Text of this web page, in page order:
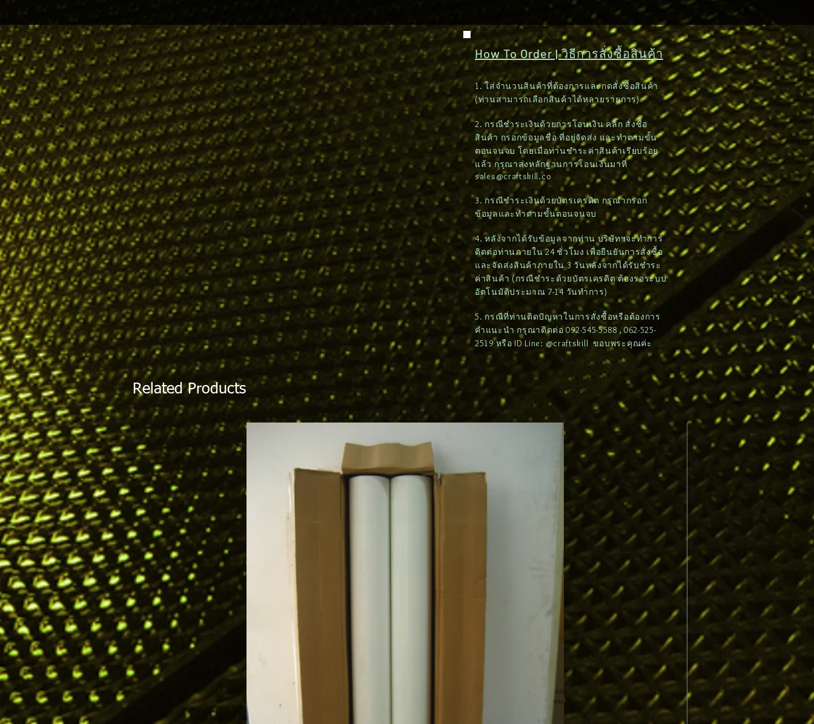
How To Order | วิธีการสั่งซื้อสินค้า
1. ใส่จำนวนสินค้าที่ต้องการและกดสั่งซื้อสินค้า
(ท่านสามารถเลือกสินค้าได้หลายรายการ)
2. กรณีชำระเงินด้วยการโอนเงิน คลิ๊ก สั่งซื้อ
สินค้า กรอกข้อมูลชื่อ-ที่อยู่จัดส่ง และทำตามขั้น
ตอนจนจบ โดยเมื่อท่านชำระค่าสินค้าเรียบร้อย
แล้ว กรุณาส่งหลักฐานการโอนเงินมาที่
sales@craftskill.co
3. กรณีชำระเงินด้วยบัตรเครดิต กรุณากรอก
ข้อมูลและทำตามขั้นตอนจนจบ
4. หลังจากได้รับข้อมูลจากท่าน บริษัทฯจะทำการ
ติดต่อท่านภายใน 24 ชั่วโมง เพื่อยืนยันการสั่งซื้อ
และจัดส่งสินค้าภายใน 3 วันหลังจากได้รับชำระ
ค่าสินค้า (กรณีชำระด้วยบัตรเครดิต ต้องรอระบบ
อัตโนมัติประมาณ 7-14 วันทำการ)
5. กรณีที่ท่านติดปัญหาในการสั่งซื้อหรือต้องการ
คำแนะนำ กรุณาติดต่อ 092-545-5588 , 062-525-
2519 หรือ ID Line: @craftskill ขอบพระคุณค่ะ
Related Products